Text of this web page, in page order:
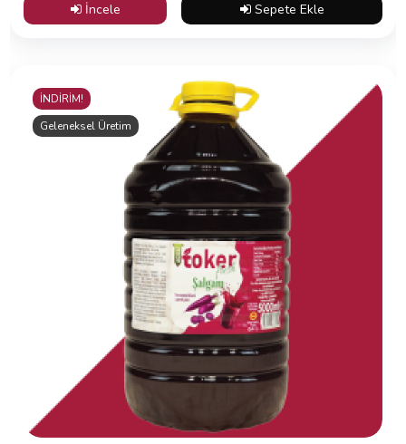
İncele Sepete Ekle
İNDİRİM!
Geleneksel Üretim